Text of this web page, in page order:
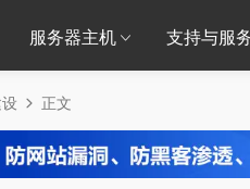
服务器主机 支持与服
正文